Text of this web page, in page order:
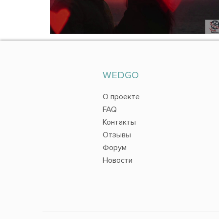
WEDGO
О проекте
FAQ
Контакты
Отзывы
Форум
Новости